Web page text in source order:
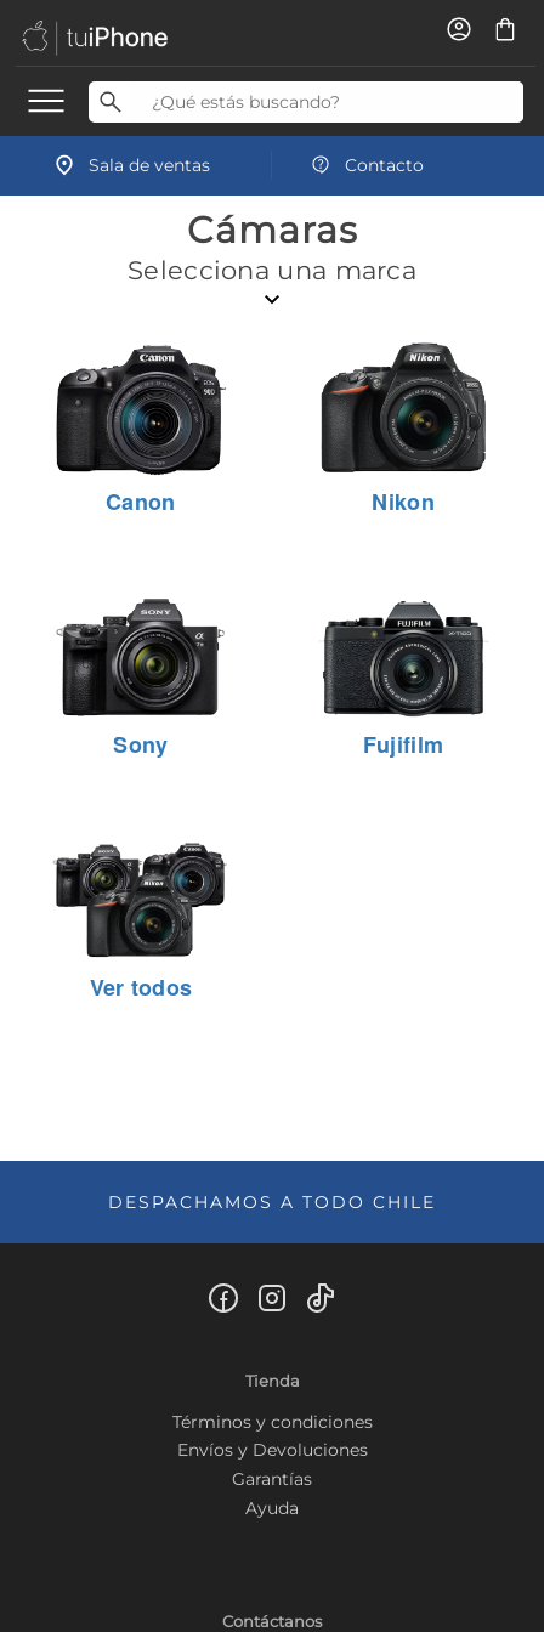
Sala de ventas Contacto
Cámaras
Selecciona una marca
Canon Nikon
Sony Fujifilm
Ver todos
DESPACHAMOS A TODO CHILE
Tienda
Términos y condiciones
Envíos y Devoluciones
Garantías
Ayuda
Contáctanos